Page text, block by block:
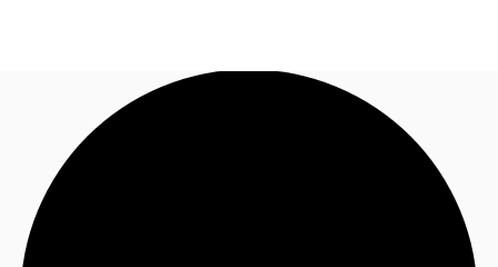
Ruang Kantor
Ruang Kerja Fleksibel
+62 21 29223888